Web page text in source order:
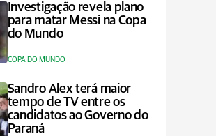
Investigação revela plano
para matar Messi na Copa
do Mundo
COPA DO MUNDO
Sandro Alex terá maior
tempo de TV entre os
candidatos ao Governo do
Paraná